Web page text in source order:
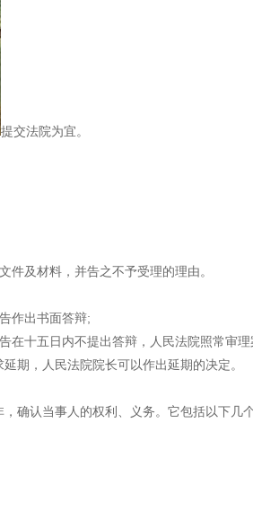
提交法院为宜。
及材料，并告之不予受理的理由。
作出书面答辩;
十五日内不提出答辩，人民法院照常审理
期，人民法院院长可以作出延期的决定。
认当事人的权利、义务。它包括以下几个